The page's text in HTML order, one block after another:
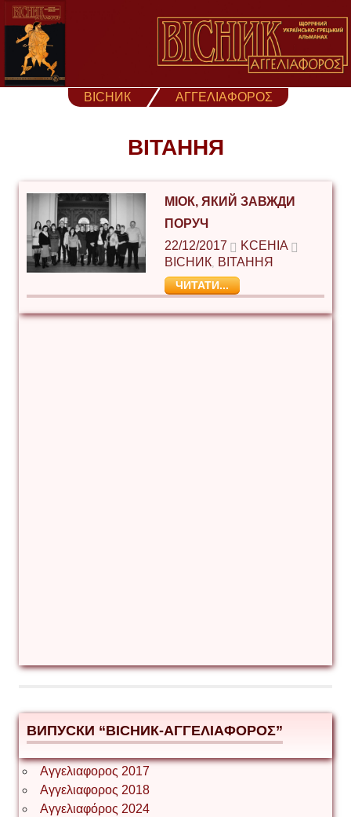
Skip
content
ВІСНИК ΑΓΓΕΛΙΑΦΟΡΟΣ
ВІТАННЯ
МІОК, ЯКИЙ ЗАВЖДИ
ПОРУЧ
22/12/2017
KCEHIA
ВІСНИК ВІТАННЯ
ЧИТАТИ...
ВИПУСКИ “ВІСНИК-ΑΓΓΕΛΙΑΦΟΡΟΣ”
Αγγελιαφορος 2017
Αγγελιαφορος 2018
Αγγελιαφόρος 2024